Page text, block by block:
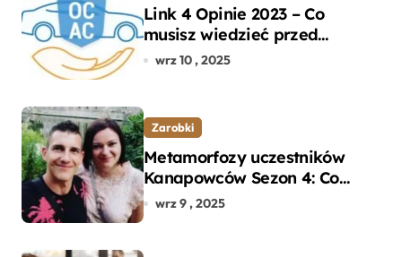
Link 4 Opinie 2023 – Co
musisz wiedzieć przed
wyborem ubezpieczenia OC i
wrz 10 , 2025
Zarobki
Metamorfozy uczestników
Kanapowców Sezon 4: Co
naprawdę zaskoczyło
wrz 9 , 2025